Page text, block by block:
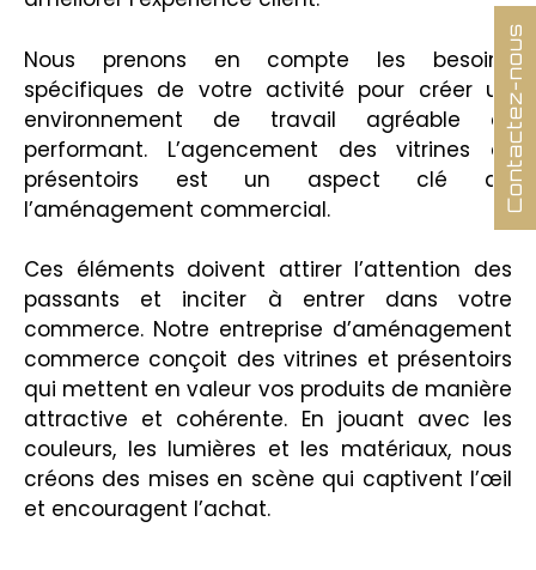
Nous prenons en compte les besoins
spécifiques de votre activité pour créer un
environnement de travail agréable et
performant. L’agencement des vitrines et
présentoirs est un aspect clé de
l’aménagement commercial.
Ces éléments doivent attirer l’attention des
passants et inciter à entrer dans votre
commerce. Notre entreprise d’aménagement
commerce conçoit des vitrines et présentoirs
qui mettent en valeur vos produits de manière
attractive et cohérente. En jouant avec les
couleurs, les lumières et les matériaux, nous
créons des mises en scène qui captivent l’œil
et encouragent l’achat.
Contactez-nous